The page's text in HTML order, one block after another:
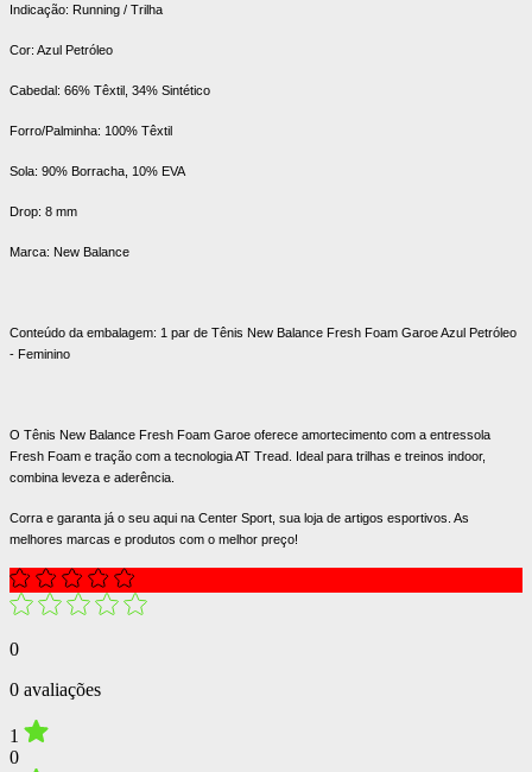
Indicação: Running / Trilha
Cor: Azul Petróleo
Cabedal: 66% Têxtil, 34% Sintético
Forro/Palminha: 100% Têxtil
Sola: 90% Borracha, 10% EVA
Drop: 8 mm
Marca: New Balance
Conteúdo da embalagem: 1 par de Tênis New Balance Fresh Foam Garoe Azul Petróleo
- Feminino
O Tênis New Balance Fresh Foam Garoe oferece amortecimento com a entressola
Fresh Foam e tração com a tecnologia AT Tread. Ideal para trilhas e treinos indoor,
combina leveza e aderência.
Corra e garanta já o seu aqui na Center Sport, sua loja de artigos esportivos. As
melhores marcas e produtos com o melhor preço!
0
0 avaliações
1
0